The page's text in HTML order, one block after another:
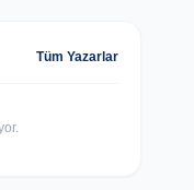
Tüm Yazarlar